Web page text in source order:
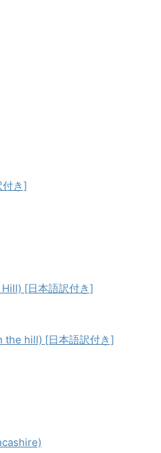
き]
[日本語訳付き]
the hill) [日本語訳付き]